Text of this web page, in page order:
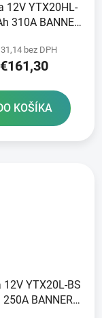
12V YTX20HL-
310A BANNER
bez DPH
€161,30
KOŠÍKA
12V YTX20L-BS
250A BANNER